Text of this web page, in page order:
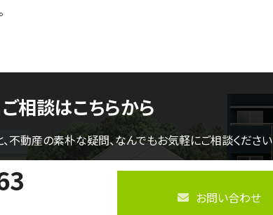
ご相談はこちらから
不動産の素朴な疑問、なんでもお気軽にご相談ください
お問い合わせ